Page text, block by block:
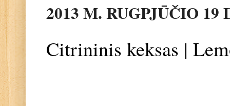
2013 M. RUGPJŪČIO
Citrininis keksas |